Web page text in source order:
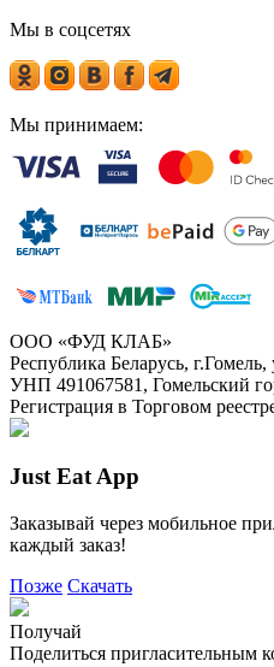
Мы в соцсетях
Мы принимаем:
ООО «ФУД КЛАБ»
Республика Беларусь, г.Гомель,
УНП 491067581, Гомельский
Регистрация в Торговом
Just Eat App
Заказывай через мобильное
каждый заказ!
Позже Скачать
Получай
Поделиться пригласительным